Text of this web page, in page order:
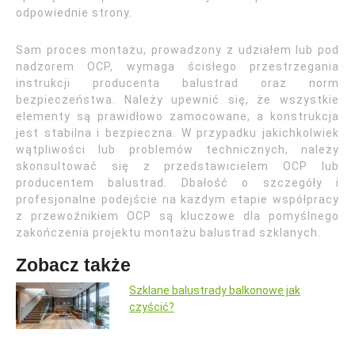
odpowiednie strony.
Sam proces montażu, prowadzony z udziałem lub pod
nadzorem OCP, wymaga ścisłego przestrzegania
instrukcji producenta balustrad oraz norm
bezpieczeństwa. Należy upewnić się, że wszystkie
elementy są prawidłowo zamocowane, a konstrukcja
jest stabilna i bezpieczna. W przypadku jakichkolwiek
wątpliwości lub problemów technicznych, należy
skonsultować się z przedstawicielem OCP lub
producentem balustrad. Dbałość o szczegóły i
profesjonalne podejście na każdym etapie współpracy
z przewoźnikiem OCP są kluczowe dla pomyślnego
zakończenia projektu montażu balustrad szklanych.
Zobacz także
Szklane balustrady balkonowe jak
czyścić?